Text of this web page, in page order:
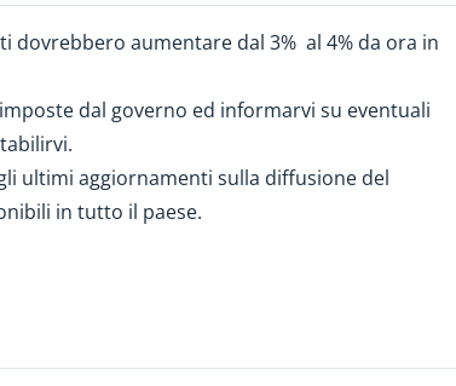
dovrebbero aumentare dal 3% al 4% da ora in
dal governo ed informarvi su eventuali
ultimi aggiornamenti sulla diffusione del
in tutto il paese.